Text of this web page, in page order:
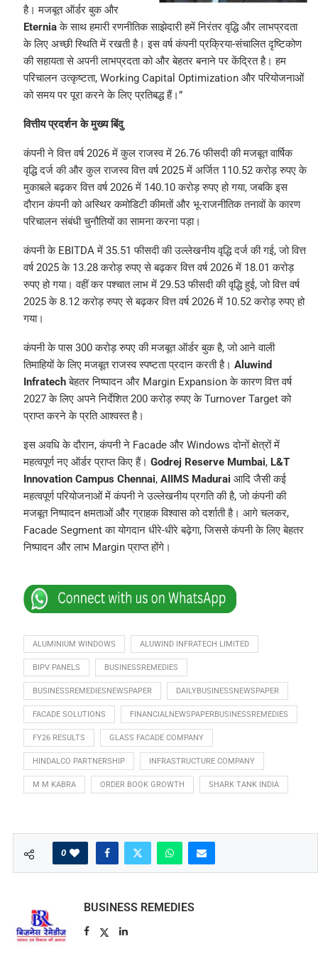
है। मजबूत ऑर्डर बुक और
Eterniaके साथ हमारी रणनीतिक साझेदारी हमें निरंतर वृद्धि और लाभप्रदता
के लिए अच्छी स्थिति में रखती है। इस वर्ष कंपनी प्रक्रिया-संचालित दृष्टिकोण
की सहायता से अपनी लाभप्रदता को और बेहतर बनाने पर केंद्रित है। हम
परिचालन उत्कृष्टता, Working Capital Optimization और परियोजनाओं
को समय पर पूरा करने के लिए प्रतिबद्ध हैं।”
वित्तीय प्रदर्शन के मुख्य बिंदु
कंपनी ने वित्त वर्ष 2026 में कुल राजस्व में 26.76 फीसदी की मजबूत वार्षिक
वृद्धि दर्ज की और कुल राजस्व वित्त वर्ष 2025 में अर्जित 110.52 करोड़ रुपए के
मुकाबले बढ़कर वित्त वर्ष 2026 में 140.10 करोड़ रुपए हो गया, जबकि इस
दौरान कंपनी को अस्थिर कमोडिटी कीमतों और भू-राजनीतिक तनावों के कारण
परिचालन संबंधी चुनौतियों का सामना करना पड़ा।
कंपनी के EBITDA में 35.51 फीसदी की उल्लेखनीय वृद्धि दर्ज की गई, जो वित्त
वर्ष 2025 के 13.28 करोड़ रुपए से बढ़कर वित्त वर्ष 2026 में 18.01 करोड़
रुपए हो गया। वहीं कर पश्चात लाभ में 29.53 फीसदी की वृद्धि हुई, जो वित्त वर्ष
2025 के 8.12 करोड़ रुपए से बढ़कर वित्त वर्ष 2026 में 10.52 करोड़ रुपए हो
गया।
कंपनी के पास 300 करोड़ रुपए की मजबूत ऑर्डर बुक है, जो आने वाली
तिमाहियों के लिए मजबूत राजस्व स्पष्टता प्रदान करती है। Aluwind
Infratechबेहतर निष्पादन और Margin Expansion के कारण वित्त वर्ष
2027 के लिए अपने निर्देशित 200 करोड़ रुपए के Turnover Target को
प्राप्त करने के प्रति आश्वस्त है।
इस अवधि के दौरान, कंपनी ने Facade और Windows दोनों क्षेत्रों में
महत्वपूर्ण नए ऑर्डर प्राप्त किए हैं। Godrej Reserve Mumbai, L&T
Innovation Campus Chennai, AIIMS Madurai आदि जैसी कई
महत्वपूर्ण परियोजनाओं में कंपनी ने उल्लेखनीय प्रगति की है, जो कंपनी की
मजबूत निष्पादन क्षमताओं और ग्राहक विश्वास को दर्शाती है। आगे चलकर,
Facade Segment का योगदान धीरे-धीरे बढ़ेगा, जिससे कंपनी के लिए बेहतर
निष्पादन और लाभ Margin प्राप्त होंगे।
ALUMINIUM WINDOWS ALUWIND INFRATECH LIMITED
BIPV PANELS BUSINESSREMEDIES
BUSINESSREMEDIESNEWSPAPER DAILYBUSINESSNEWSPAPER
FACADE SOLUTIONS FINANCIALNEWSPAPERBUSINESSREMEDIES
FY26 RESULTS GLASS FACADE COMPANY
HINDALCO PARTNERSHIP INFRASTRUCTURE COMPANY
M M KABRA ORDER BOOK GROWTH SHARK TANK INDIA
0
BUSINESS REMEDIES